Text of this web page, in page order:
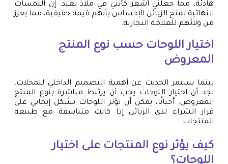
هادئة، مما جعلني أشعر كأنني في ملاذ بعيد. إن اللمسات
النهائية تمنح الزبائن الإحساس بأنهم قيمة حقيقية، مما يعزز
من ولائهم للعلامة التجارية.
اختيار اللوحات حسب نوع المنتج
المعروض
بينما يستمر الحديث عن أهمية التصميم الداخلي للمحلات،
نجد أن اختيار اللوحات يجب أن يرتبط مباشرة بنوع المنتج
المعروض. أحيانًا، يمكن أن تؤثر اللوحات بشكل إيجابي على
قرار الشراء لدى الزبائن إذا كانت متناسقة مع طبيعة
المنتجات.
كيف يؤثر نوع المنتجات على اختيار